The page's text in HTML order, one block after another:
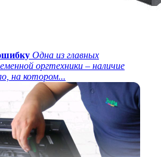
Одна из главных
оргтехники – наличие
на котором...